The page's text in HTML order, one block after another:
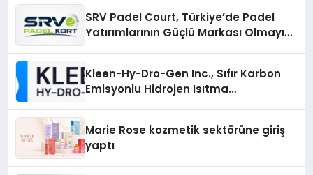
SRV Padel Court, Türkiye’de Padel
Yatırımlarının Güçlü Markası Olmayı
Kleen-Hy-Dro-Gen Inc., Sıfır Karbon
Emisyonlu Hidrojen Isıtma
Marie Rose kozmetik sektörüne giriş
yaptı